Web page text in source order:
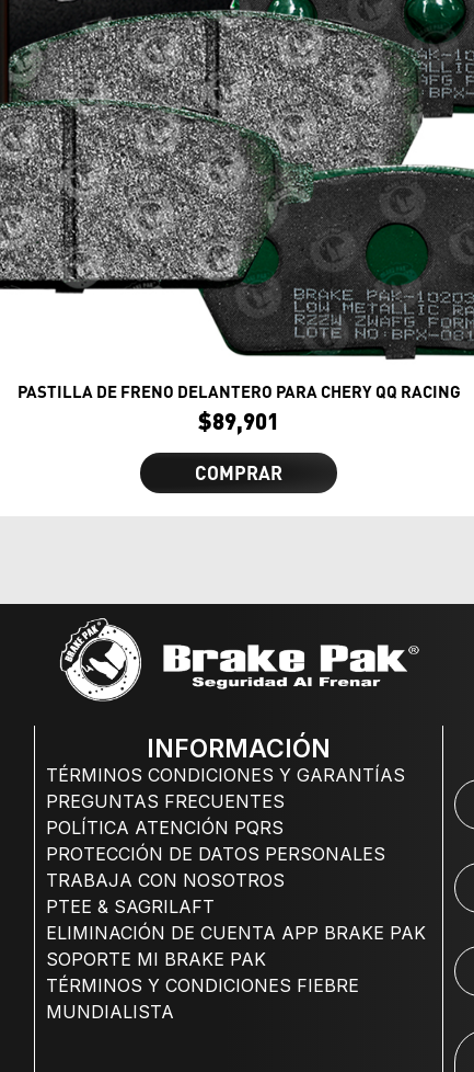
PASTILLA DE FRENO DELANTERO PARA CHERY QQ RACING
$89,901
COMPRAR
INFORMACIÓN
TÉRMINOS CONDICIONES Y GARANTÍAS
PREGUNTAS FRECUENTES
POLÍTICA ATENCIÓN PQRS
PROTECCIÓN DE DATOS PERSONALES
TRABAJA CON NOSOTROS
PTEE & SAGRILAFT
ELIMINACIÓN DE CUENTA APP BRAKE PAK
SOPORTE MI BRAKE PAK
TÉRMINOS Y CONDICIONES FIEBRE
MUNDIALISTA